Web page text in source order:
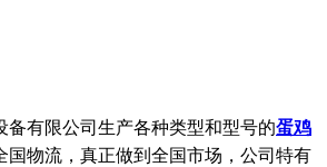
有限公司生产各种类型和型号的蛋鸡
国物流，真正做到全国市场，公司特有